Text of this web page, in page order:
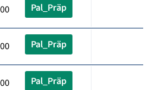
Pal_Präp
Pal_Präp
Pal_Präp